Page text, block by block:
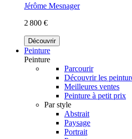
Jérôme Mesnager
2 800 €
Découvrir
Peinture
Peinture
Parcourir
Découvrir les
Meilleures ventes
Peinture à petit prix
Par style
Abstrait
Paysage
Portrait